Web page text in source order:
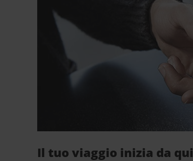
Il tuo viaggio inizia da qui